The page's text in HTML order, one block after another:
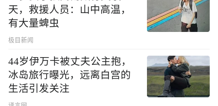
天，救援人员：山中高温，
有大量蜱虫
极目新闻
44岁伊万卡被丈夫公主抱，
冰岛旅行曝光，远离白宫的
生活引发关注